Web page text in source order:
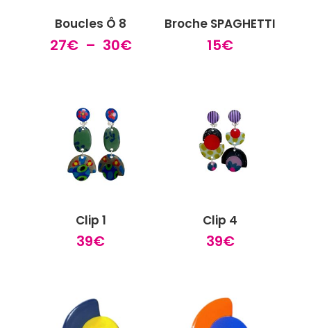
Boucles Ô 8
27€ – 30€Plage
Broche SPAGHETTI
15€
Clip 1
39€
Clip 4
39€